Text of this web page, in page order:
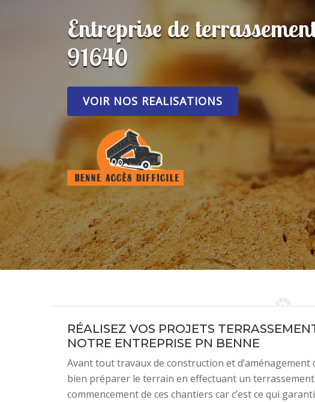
Entreprise de
91640
VOIR NOS REALISATIONS
RÉALISEZ VOS PROJETS
NOTRE ENTREPRISE PN BENNE
Avant tout travaux de construction et
bien préparer le terrain en effectuant un
commencement de ces chantiers car c’est ce qui